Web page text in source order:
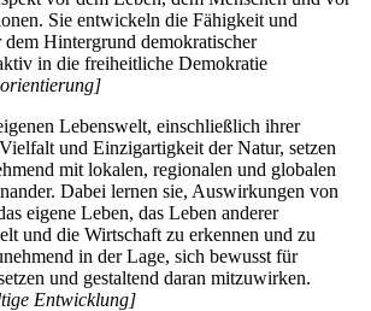
Sie entwickeln die Fähigkeit und
Hintergrund demokratischer
in die freiheitliche Demokratie
Lebenswelt, einschließlich ihrer
und Einzigartigkeit der Natur, setzen
mit lokalen, regionalen und globalen
Dabei lernen sie, Auswirkungen von
eigene Leben, das Leben anderer
und die Wirtschaft zu erkennen und zu
in der Lage, sich bewusst für
und gestaltend daran mitzuwirken.
Entwicklung]